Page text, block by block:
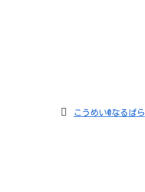
こうめい@なるぱら